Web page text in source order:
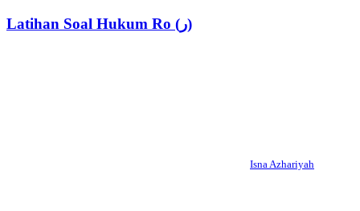
Latihan Soal Hukum Ro (ر)
Isna Azhariyah